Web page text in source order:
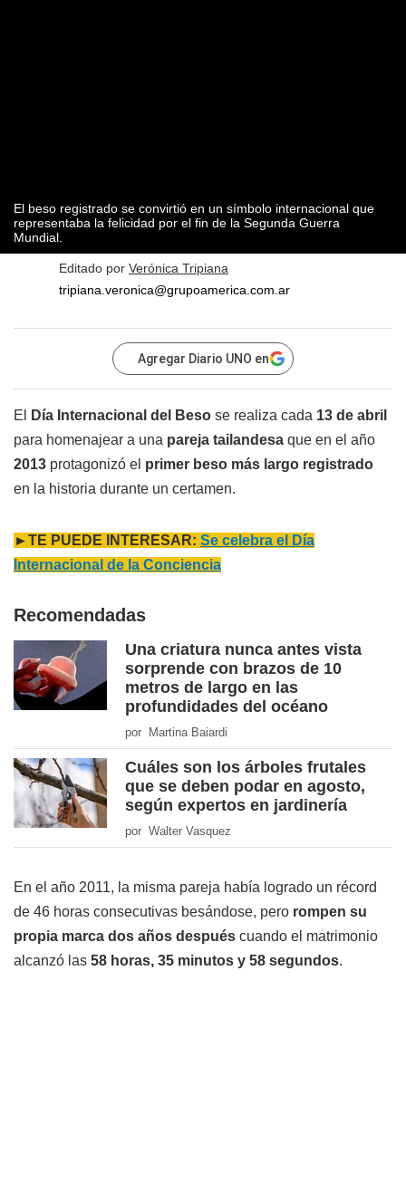
El beso registrado se convirtió en un símbolo internacional que
representaba la felicidad por el fin de la Segunda Guerra
Mundial.
Editado por Verónica Tripiana
tripiana.veronica@grupoamerica.com.ar
Agregar Diario UNO en
El Día Internacional del Beso se realiza cada 13 de abril
para homenajear a una pareja tailandesa que en el año
2013 protagonizó el primer beso más largo registrado
en la historia durante un certamen.
►TE PUEDE INTERESAR: Se celebra el Día
Internacional de la Conciencia
Recomendadas
Una criatura nunca antes vista
sorprende con brazos de 10
metros de largo en las
profundidades del océano
por Martina Baiardi
Cuáles son los árboles frutales
que se deben podar en agosto,
según expertos en jardinería
por Walter Vasquez
En el año 2011, la misma pareja había logrado un récord
de 46 horas consecutivas besándose, pero rompen su
propia marca dos años después cuando el matrimonio
alcanzó las 58 horas, 35 minutos y 58 segundos.